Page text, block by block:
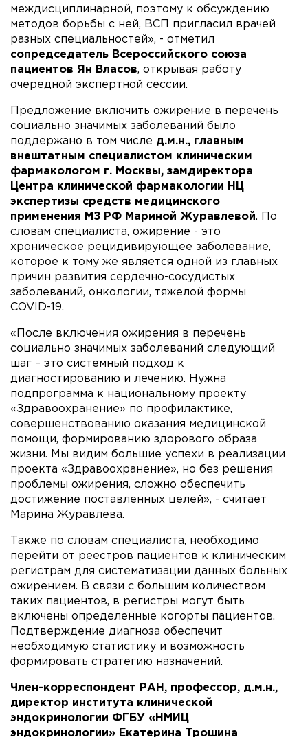
междисциплинарной, поэтому к обсуждению
методов борьбы с ней, ВСП пригласил врачей
разных специальностей», - отметил
сопредседатель Всероссийского союза
пациентов Ян Власов, открывая работу
очередной экспертной сессии.
Предложение включить ожирение в перечень
социально значимых заболеваний было
поддержано в том числе д.м.н., главным
внештатным специалистом клиническим
фармакологом г. Москвы, замдиректора
Центра клинической фармакологии НЦ
экспертизы средств медицинского
применения МЗ РФ Мариной Журавлевой. По
словам специалиста, ожирение - это
хроническое рецидивирующее заболевание,
которое к тому же является одной из главных
причин развития сердечно-сосудистых
заболеваний, онкологии, тяжелой формы
COVID-19.
«После включения ожирения в перечень
социально значимых заболеваний следующий
шаг – это системный подход к
диагностированию и лечению. Нужна
подпрограмма к национальному проекту
«Здравоохранение» по профилактике,
совершенствованию оказания медицинской
помощи, формированию здорового образа
жизни. Мы видим большие успехи в реализации
проекта «Здравоохранение», но без решения
проблемы ожирения, сложно обеспечить
достижение поставленных целей», - считает
Марина Журавлева.
Также по словам специалиста, необходимо
перейти от реестров пациентов к клиническим
регистрам для систематизации данных больных
ожирением. В связи с большим количеством
таких пациентов, в регистры могут быть
включены определенные когорты пациентов.
Подтверждение диагноза обеспечит
необходимую статистику и возможность
формировать стратегию назначений.
Член-корреспондент РАН, профессор, д.м.н.,
директор института клинической
эндокринологии ФГБУ «НМИЦ
эндокринологии» Екатерина Трошина